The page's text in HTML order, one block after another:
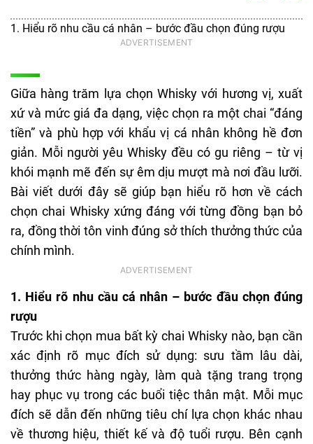
Giữa hàng trăm lựa chọn Whisky với hương vị, xuất
xứ và mức giá đa dạng, việc chọn ra một chai “đáng
tiền” và phù hợp với khẩu vị cá nhân không hề đơn
giản. Mỗi người yêu Whisky đều có gu riêng – từ vị
khói mạnh mẽ đến sự êm dịu mượt mà nơi đầu lưỡi.
Bài viết dưới đây sẽ giúp bạn hiểu rõ hơn về cách
chọn chai Whisky xứng đáng với từng đồng bạn bỏ
ra, đồng thời tôn vinh đúng sở thích thưởng thức của
chính mình.
1. Hiểu rõ nhu cầu cá nhân – bước đầu chọn đúng
rượu
Trước khi chọn mua bất kỳ chai Whisky nào, bạn cần
xác định rõ mục đích sử dụng: sưu tầm lâu dài,
thưởng thức hàng ngày, làm quà tặng trang trọng
hay phục vụ trong các buổi tiệc thân mật. Mỗi mục
đích sẽ dẫn đến những tiêu chí lựa chọn khác nhau
về thương hiệu, thiết kế và độ tuổi rượu. Bên cạnh
1. Hiểu rõ nhu cầu cá nhân – bước đầu chọn đúng rượu